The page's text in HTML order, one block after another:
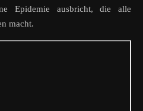
Epidemie ausbricht, die alle
macht.